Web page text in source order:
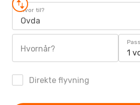
Hvor til?
Ovda
Hvornår? 1
Direkte flyvning